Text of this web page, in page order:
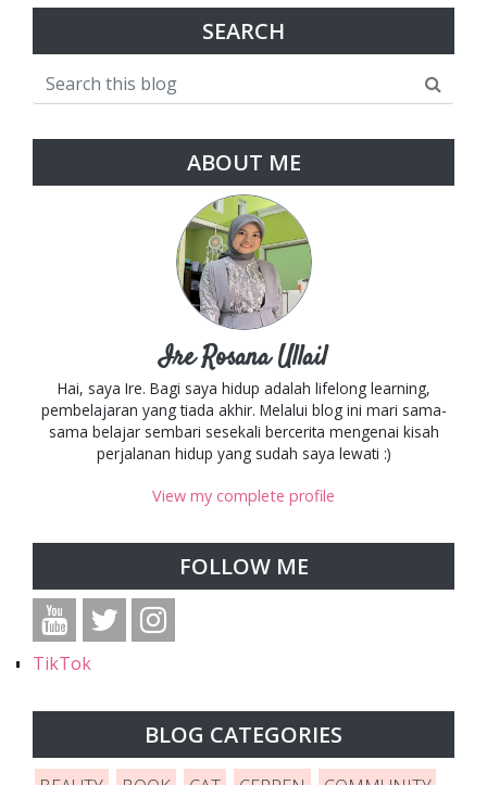
SEARCH
ABOUT ME
Ire Rosana Ullail
Hai, saya Ire. Bagi saya hidup adalah lifelong learning,
pembelajaran yang tiada akhir. Melalui blog ini mari sama-
sama belajar sembari sesekali bercerita mengenai kisah
perjalanan hidup yang sudah saya lewati :)
View my complete profile
FOLLOW ME
TikTok
BLOG CATEGORIES